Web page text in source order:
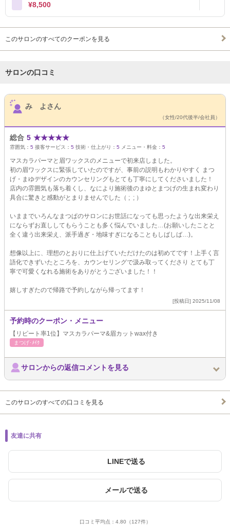
¥8,500
このサロンのすべてのクーポンを見る
サロンの口コミ
サロンPick Up
み よさん
（女性/20代後半/会社員）
総合 5 ★★★★★
雰囲気： 5 接客サービス： 5 技術・仕上がり： 5 メニュー・料金： 5
マスカラパーマと眉ワックスのメニューで初来店しました。
初の眉ワックスに緊張していたのですが、事前の説明もわかりやすく まつ
げ・まゆデザインのカウンセリングもとても丁寧にしてくださいました！
店内の雰囲気も落ち着くし、なにより施術後のまゆとまつげの生まれ変わり
具合に驚きと感動がとまりませんでした（ ; ; ）
いままでいろんなまつぱのサロンにお世話になっても思ったような出来栄え
にならずお直ししてもらうことも多く悩んでいました…(お願いしたことと
全く違う出来栄え、派手過ぎ・地味すぎになることもしばしば…)。
想像以上に、理想のとおりに仕上げていただけたのは初めてです！上手く言
語化できずいたところを、カウンセリングで汲み取ってくださり とても丁
寧で可愛くなれる施術をありがとうございました！！
嬉しすぎたので帰路で予約しながら帰ってます！
[投稿日] 2025/11/08
予約時のクーポン・メニュー
【リピート率1位】マスカラパーマ&眉カットwax付き
まつげ･ﾒｲｸ
サロンからの返信コメントを見る
このサロンのすべての口コミを見る
友達に共有
LINEで送る
メールで送る
口コミ平均点： 4.80 （127件）